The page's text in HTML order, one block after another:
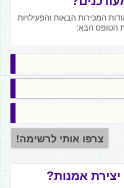
המכירות הבאות והפעילויות
הטופס הבא:
יצירת אמנות?